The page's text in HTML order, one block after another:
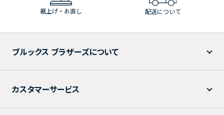
裾上げ・お直し 配送について
ブルックス ブラザーズについて
カスタマーサービス